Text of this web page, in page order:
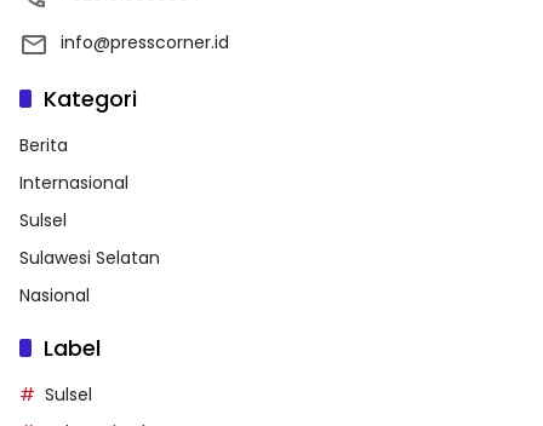
info@presscorner.id
Kategori
Berita
Internasional
Sulsel
Sulawesi Selatan
Nasional
Label
Sulsel